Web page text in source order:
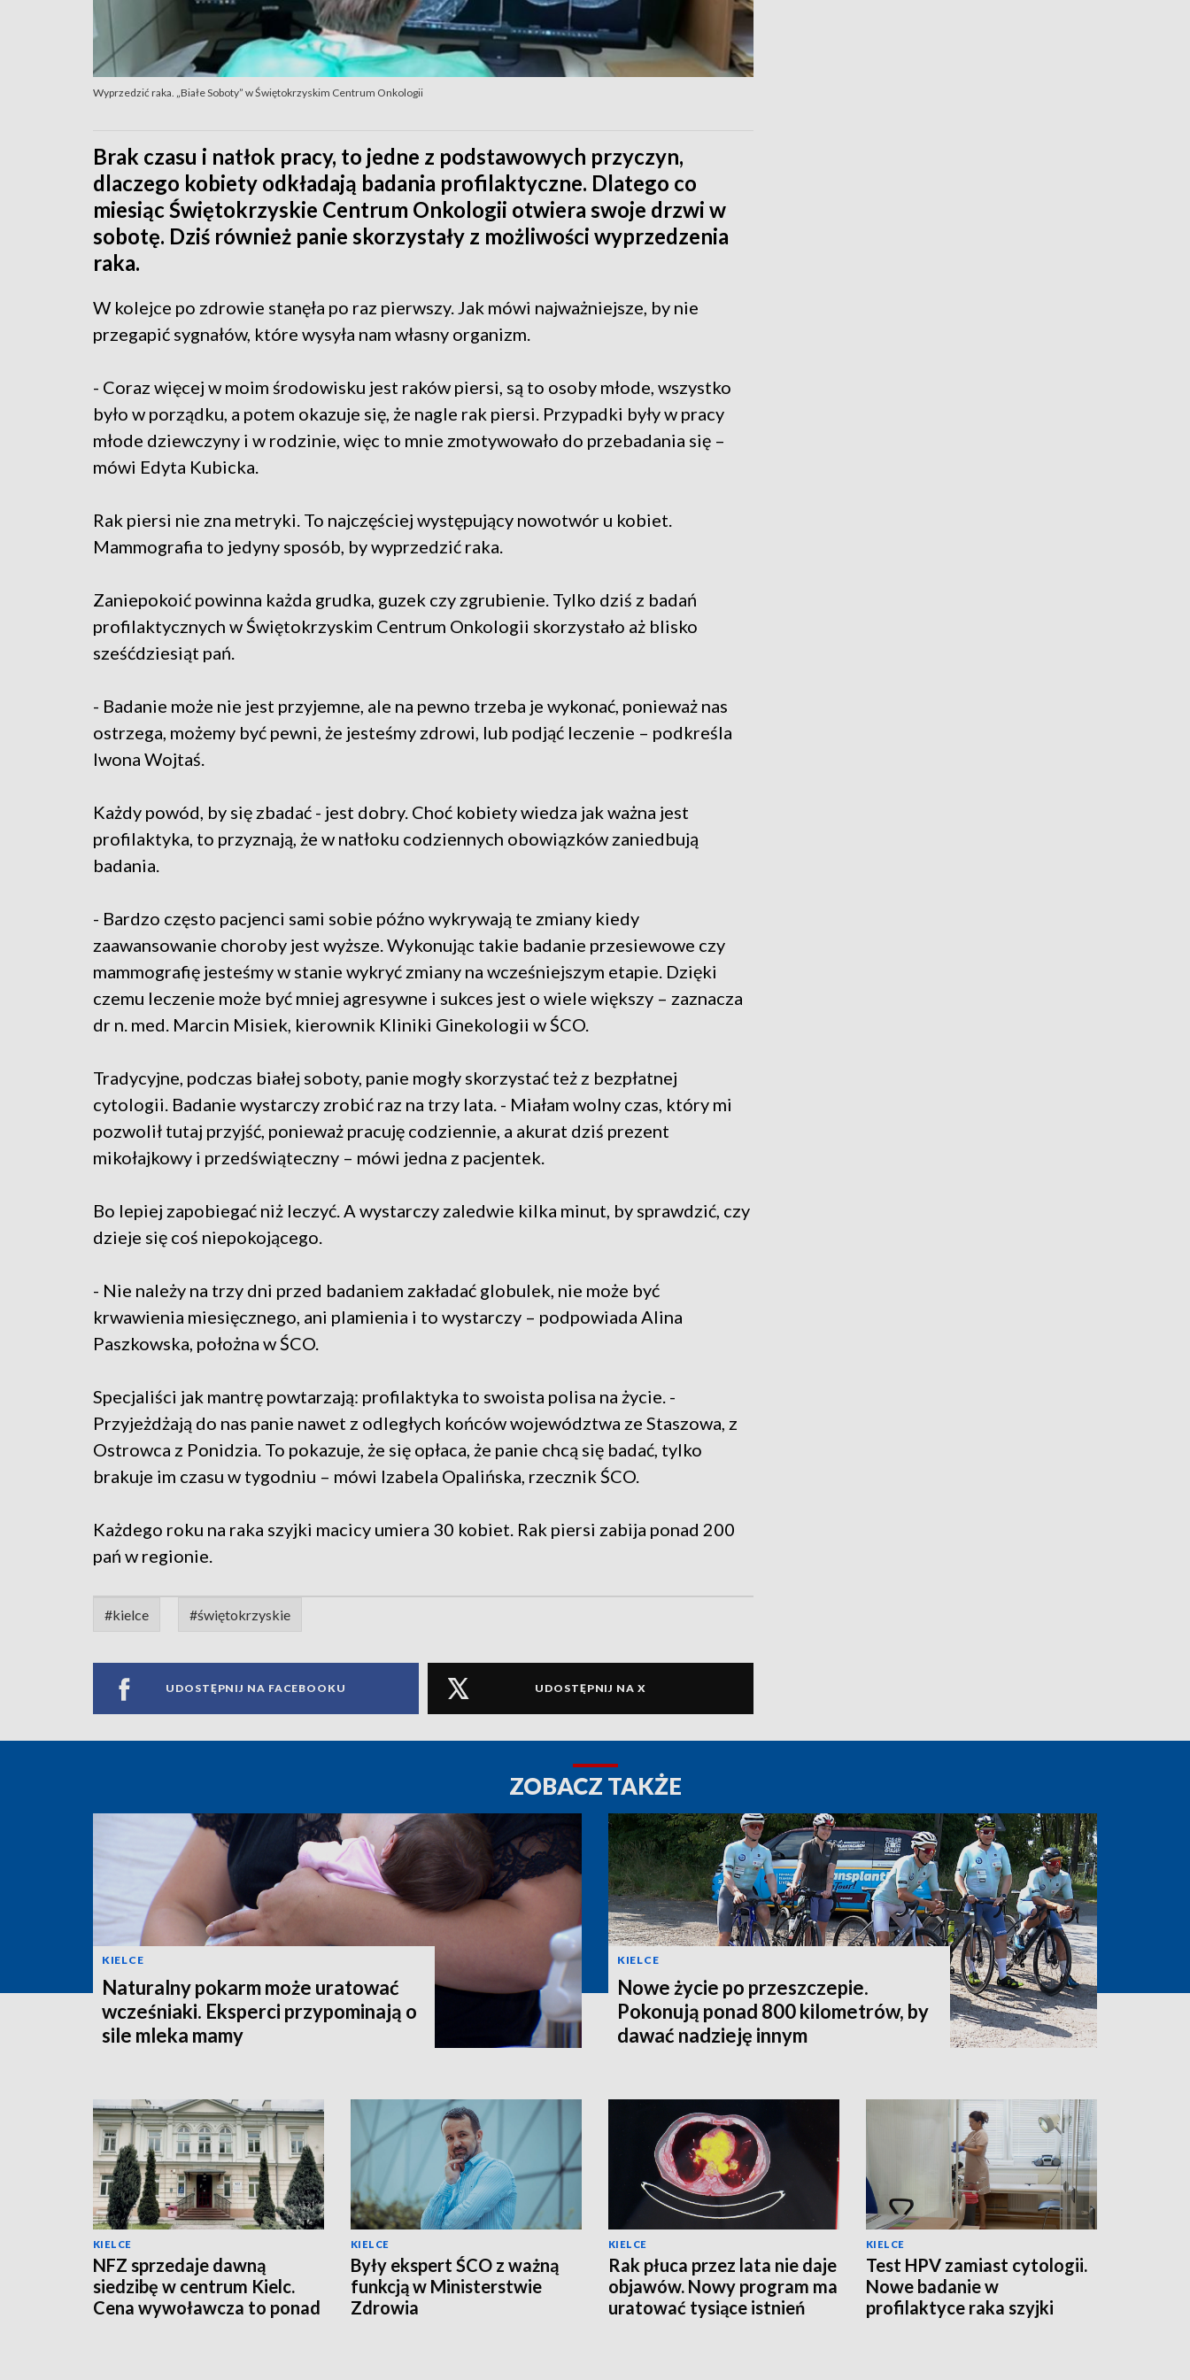
Wyprzedzić raka. „Białe Soboty” w Świętokrzyskim Centrum Onkologii
Brak czasu i natłok pracy, to jedne z podstawowych przyczyn,
dlaczego kobiety odkładają badania profilaktyczne. Dlatego co
miesiąc Świętokrzyskie Centrum Onkologii otwiera swoje drzwi w
sobotę. Dziś również panie skorzystały z możliwości wyprzedzenia
raka.
W kolejce po zdrowie stanęła po raz pierwszy. Jak mówi najważniejsze, by nie
przegapić sygnałów, które wysyła nam własny organizm.
- Coraz więcej w moim środowisku jest raków piersi, są to osoby młode, wszystko
było w porządku, a potem okazuje się, że nagle rak piersi. Przypadki były w pracy
młode dziewczyny i w rodzinie, więc to mnie zmotywowało do przebadania się –
mówi Edyta Kubicka.
Rak piersi nie zna metryki. To najczęściej występujący nowotwór u kobiet.
Mammografia to jedyny sposób, by wyprzedzić raka.
Zaniepokoić powinna każda grudka, guzek czy zgrubienie. Tylko dziś z badań
profilaktycznych w Świętokrzyskim Centrum Onkologii skorzystało aż blisko
sześćdziesiąt pań.
- Badanie może nie jest przyjemne, ale na pewno trzeba je wykonać, ponieważ nas
ostrzega, możemy być pewni, że jesteśmy zdrowi, lub podjąć leczenie – podkreśla
Iwona Wojtaś.
Każdy powód, by się zbadać - jest dobry. Choć kobiety wiedza jak ważna jest
profilaktyka, to przyznają, że w natłoku codziennych obowiązków zaniedbują
badania.
- Bardzo często pacjenci sami sobie późno wykrywają te zmiany kiedy
zaawansowanie choroby jest wyższe. Wykonując takie badanie przesiewowe czy
mammografię jesteśmy w stanie wykryć zmiany na wcześniejszym etapie. Dzięki
czemu leczenie może być mniej agresywne i sukces jest o wiele większy – zaznacza
dr n. med. Marcin Misiek, kierownik Kliniki Ginekologii w ŚCO.
Tradycyjne, podczas białej soboty, panie mogły skorzystać też z bezpłatnej
cytologii. Badanie wystarczy zrobić raz na trzy lata. - Miałam wolny czas, który mi
pozwolił tutaj przyjść, ponieważ pracuję codziennie, a akurat dziś prezent
mikołajkowy i przedświąteczny – mówi jedna z pacjentek.
Bo lepiej zapobiegać niż leczyć. A wystarczy zaledwie kilka minut, by sprawdzić, czy
dzieje się coś niepokojącego.
- Nie należy na trzy dni przed badaniem zakładać globulek, nie może być
krwawienia miesięcznego, ani plamienia i to wystarczy – podpowiada Alina
Paszkowska, położna w ŚCO.
Specjaliści jak mantrę powtarzają: profilaktyka to swoista polisa na życie. -
Przyjeżdżają do nas panie nawet z odległych końców województwa ze Staszowa, z
Ostrowca z Ponidzia. To pokazuje, że się opłaca, że panie chcą się badać, tylko
brakuje im czasu w tygodniu – mówi Izabela Opalińska, rzecznik ŚCO.
Każdego roku na raka szyjki macicy umiera 30 kobiet. Rak piersi zabija ponad 200
pań w regionie.
#kielce #świętokrzyskie
UDOSTĘPNIJ NA FACEBOOKU UDOSTĘPNIJ NA X
ZOBACZ TAKŻE
KIELCE
Naturalny pokarm może uratować
wcześniaki. Eksperci przypominają o
sile mleka mamy
KIELCE
Nowe życie po przeszczepie.
Pokonują ponad 800 kilometrów, by
dawać nadzieję innym
KIELCE
NFZ sprzedaje dawną
siedzibę w centrum Kielc.
Cena wywoławcza to ponad
KIELCE
Były ekspert ŚCO z ważną
funkcją w Ministerstwie
Zdrowia
KIELCE
Rak płuca przez lata nie daje
objawów. Nowy program ma
uratować tysiące istnień
KIELCE
Test HPV zamiast cytologii.
Nowe badanie w
profilaktyce raka szyjki